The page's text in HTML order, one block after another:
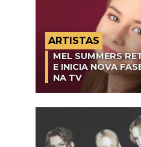
ARTISTAS
MEL SUMMERS
E INICIA NOVA
NA TV